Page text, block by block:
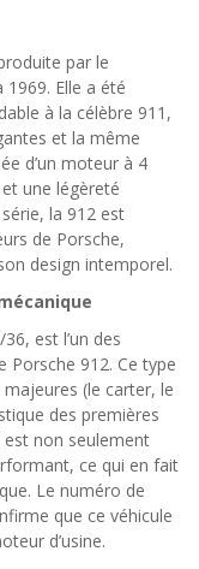
par le
Elle a été
à la célèbre 911,
et la même
d’un moteur à 4
une légèreté
la 912 est
de Porsche,
design intemporel.
est l’un des
Porsche 912. Ce type
(le carter, le
des premières
non seulement
ce qui en fait
Le numéro de
que ce véhicule
d’usine.